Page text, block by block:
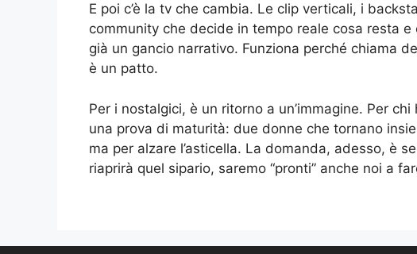
E poi c’è la tv che cambia. Le clip verticali, i
community che decide in tempo reale cosa resta e
già un gancio narrativo. Funziona perché chiama
è un patto.
Per i nostalgici, è un ritorno a un’immagine. Per
una prova di maturità: due donne che tornano
ma per alzare l’asticella. La domanda, adesso, è
riaprirà quel sipario, saremo “pronti” anche noi a